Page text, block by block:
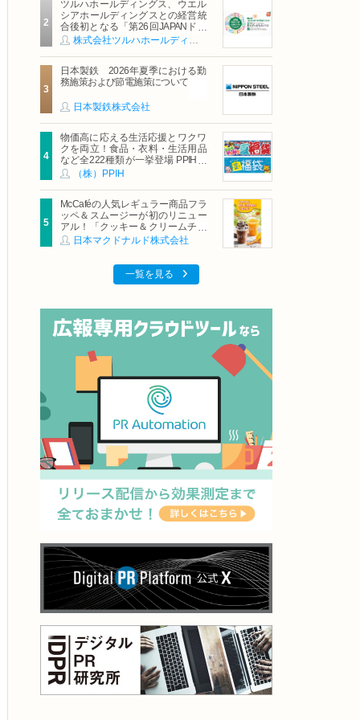
ツルハホールディングス、ウエル
シアホールディングスとの経営統
合後初となる「第26回JAPANドラ
ッグストアショー」に出展
株式会社ツルハホールディングス
日本製鉄 2026年夏季における勤
務施策および節電施策について
日本製鉄株式会社
物価高に応える生活応援とワクワ
クを両立！食品・衣料・生活用品
など全222種類が一挙登場 PPIHグ
ループ「夏福袋」＆セール 8月6日
（株）PPIH
McCaféの人気レギュラー商品フラ
ッペ＆スムージーが初のリニュー
アル！「クッキー＆クリームチョ
コフラッペ」「マンゴースムージ
日本マクドナルド株式会社
一覧を見る